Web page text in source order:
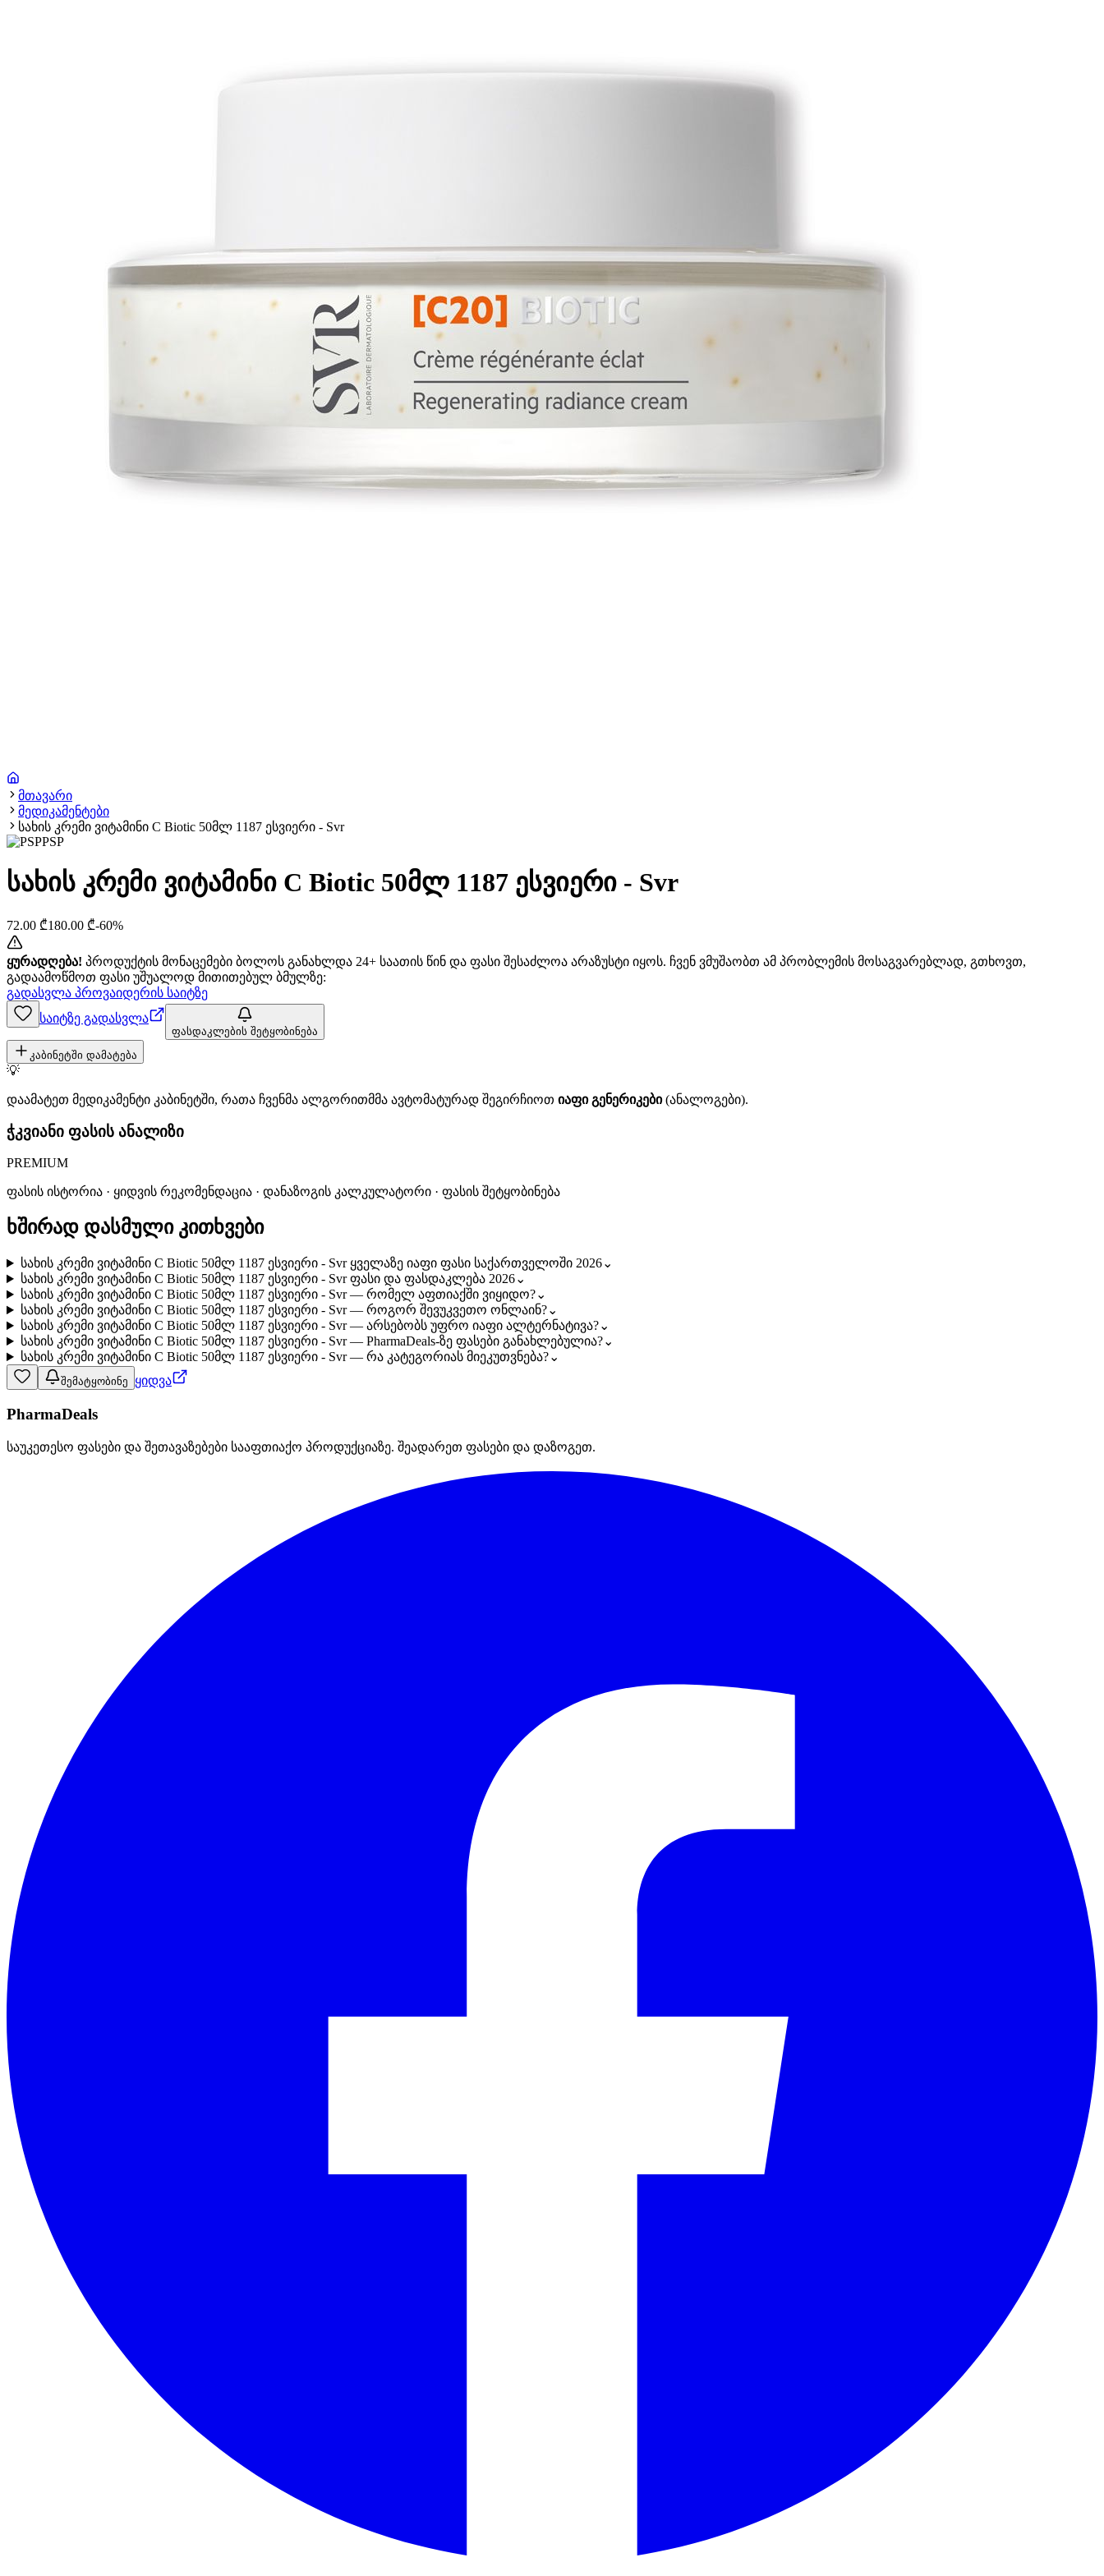
მთავარი
მედიკამენტები
სახის კრემი ვიტამინი C Biotic 50მლ 1187 ესვიერი - Svr
PSP
სახის კრემი ვიტამინი C Biotic 50მლ 1187 ესვიერი - Svr
72.00 ₾180.00 ₾-60%
ყურადღება! პროდუქტის მონაცემები ბოლოს განახლდა 24+ საათის წინ და ფასი შესაძლოა არაზუსტი იყოს. ჩვენ ვმუშაობთ ამ პრობლემის მოსაგვარებლად, გთხოვთ,
გადაამოწმოთ ფასი უშუალოდ მითითებულ ბმულზე:
გადასვლა პროვაიდერის საიტზე
საიტზე გადასვლა
ფასდაკლების შეტყობინება
კაბინეტში დამატება
💡
დაამატეთ მედიკამენტი კაბინეტში, რათა ჩვენმა ალგორითმმა ავტომატურად შეგირჩიოთ იაფი გენერიკები(ანალოგები).
ჭკვიანი ფასის ანალიზი
PREMIUM
ფასის ისტორია · ყიდვის რეკომენდაცია · დანაზოგის კალკულატორი · ფასის შეტყობინება
ხშირად დასმული კითხვები
სახის კრემი ვიტამინი C Biotic 50მლ 1187 ესვიერი - Svr ყველაზე იაფი ფასი საქართველოში 2026⌄
სახის კრემი ვიტამინი C Biotic 50მლ 1187 ესვიერი - Svr ფასი და ფასდაკლება 2026⌄
სახის კრემი ვიტამინი C Biotic 50მლ 1187 ესვიერი - Svr — რომელ აფთიაქში ვიყიდო?⌄
სახის კრემი ვიტამინი C Biotic 50მლ 1187 ესვიერი - Svr — როგორ შევუკვეთო ონლაინ?⌄
სახის კრემი ვიტამინი C Biotic 50მლ 1187 ესვიერი - Svr — არსებობს უფრო იაფი ალტერნატივა?⌄
სახის კრემი ვიტამინი C Biotic 50მლ 1187 ესვიერი - Svr — PharmaDeals-ზე ფასები განახლებულია?⌄
სახის კრემი ვიტამინი C Biotic 50მლ 1187 ესვიერი - Svr — რა კატეგორიას მიეკუთვნება?⌄
შემატყობინე ყიდვა
PharmaDeals
საუკეთესო ფასები და შეთავაზებები სააფთიაქო პროდუქციაზე. შეადარეთ ფასები და დაზოგეთ.